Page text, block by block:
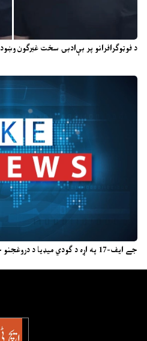
د فوټوګرافرانو پر بې‌ادبۍ سخت غبرګون وښود
جے ایف-17 په اړه د ګودي میډیا د دروغجنو خبرونو پروپاګنډ ناکام شو